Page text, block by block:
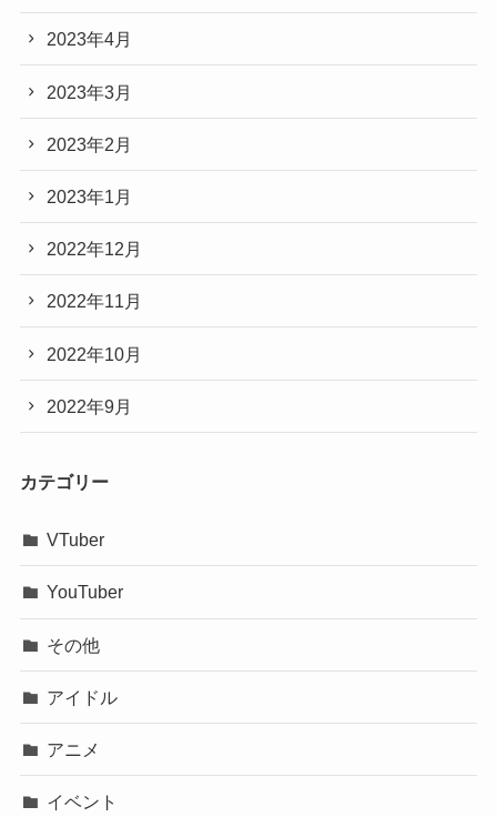
2023年4月
2023年3月
2023年2月
2023年1月
2022年12月
2022年11月
2022年10月
2022年9月
カテゴリー
VTuber
YouTuber
その他
アイドル
アニメ
イベント